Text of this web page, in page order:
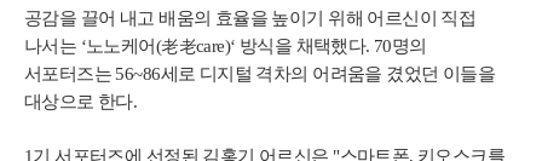
공감을 끌어 내고 배움의 효율을 높이기 위해 어르신이 직접
나서는 ‘노노케어(老老care)‘ 방식을 채택했다. 70명의
서포터즈는 56~86세로 디지털 격차의 어려움을 겼었던 이들을
대상으로 한다.
1기 서포터즈에 선정된 김홍기 어르신은 "스마트폰, 키오스크를